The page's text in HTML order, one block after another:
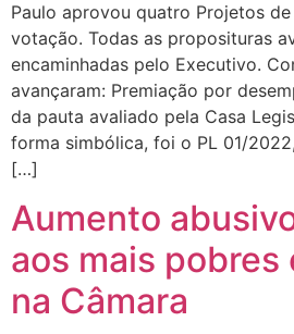
Paulo aprovou quatro Projetos
votação. Todas as proposituras
encaminhadas pelo Executivo.
avançaram: Premiação por
da pauta avaliado pela Casa
forma simbólica, foi o PL 01/
[…]
Aumento
aos mais pobres
na Câmara